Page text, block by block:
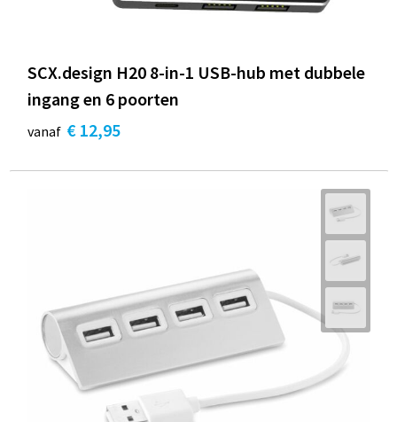
SCX.design H20 8-in-1 USB-hub met dubbele
ingang en 6 poorten
vanaf € 12,95